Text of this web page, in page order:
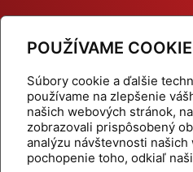
POUŽÍVAME
Súbory cookie a ďalšie
používame na zlepšenie
našich webových stránok,
zobrazovali prispôsobený
analýzu návštevnosti
pochopenie toho, odkiaľ
Dynamické termostatické ventily
Domov
Aktuality